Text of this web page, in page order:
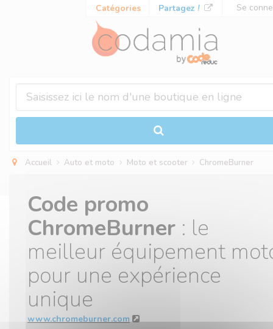
Catégories Partagez ! Se
Accueil Auto et moto Moto et scooter ChromeBurner
Code promo
ChromeBurner : le
meilleur équipement
pour une expérience
unique
www.chromeburner.com
Panneau de gestion des cookies